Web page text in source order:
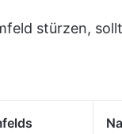
stürzen,